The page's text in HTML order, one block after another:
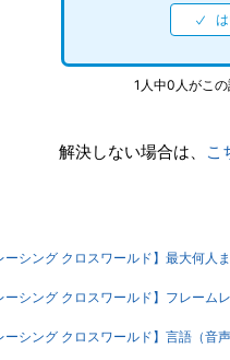
1人中0人がこ
解決しない場合は、 こ
ーシング クロスワールド】最大何人
ーシング クロスワールド】フレーム
ーシング クロスワールド】言語（音